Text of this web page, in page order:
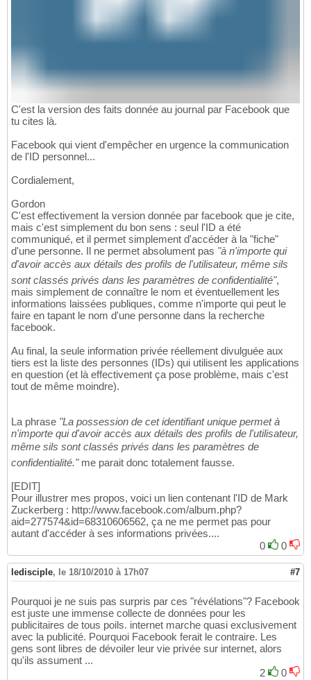
C'est la version des faits donnée au journal par Facebook que
tu cites là.
Facebook qui vient d'empêcher en urgence la communication
de l'ID personnel...
Cordialement,
Gordon
C'est effectivement la version donnée par facebook que je cite,
mais c'est simplement du bon sens : seul l'ID a été
communiqué, et il permet simplement d'accéder à la "fiche"
d'une personne. Il ne permet absolument pas "à n'importe qui
d'avoir accès aux détails des profils de l'utilisateur, même sils
sont classés privés dans les paramètres de confidentialité",
mais simplement de connaître le nom et éventuellement les
informations laissées publiques, comme n'importe qui peut le
faire en tapant le nom d'une personne dans la recherche
facebook.
Au final, la seule information privée réellement divulguée aux
tiers est la liste des personnes (IDs) qui utilisent les applications
en question (et là effectivement ça pose problème, mais c'est
tout de même moindre).
La phrase "La possession de cet identifiant unique permet à
n'importe qui d'avoir accès aux détails des profils de l'utilisateur,
même sils sont classés privés dans les paramètres de
confidentialité."me parait donc totalement fausse.
[EDIT]
Pour illustrer mes propos, voici un lien contenant l'ID de Mark
Zuckerberg : http://www.facebook.com/album.php?
aid=277574&id=68310606562, ça ne me permet pas pour
autant d'accéder à ses informations privées....
0
0
ledisciple, le 18/10/2010 à 17h07 #7
Pourquoi je ne suis pas surpris par ces "révélations"? Facebook
est juste une immense collecte de données pour les
publicitaires de tous poils. internet marche quasi exclusivement
avec la publicité. Pourquoi Facebook ferait le contraire. Les
gens sont libres de dévoiler leur vie privée sur internet, alors
qu'ils assument ...
2
0